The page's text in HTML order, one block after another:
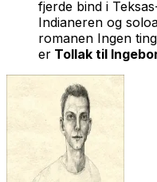
fjerde bind i
Indianeren og
romanen Ingen
er Tollak til